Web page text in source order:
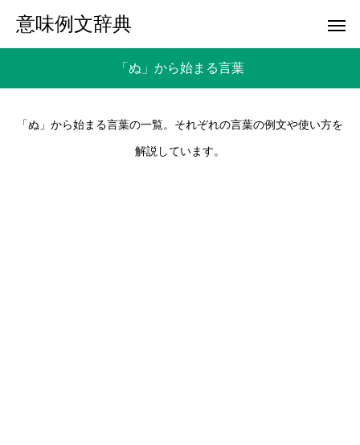
意味例文辞典
「ぬ」から始まる言葉
「ぬ」から始まる言葉の一覧。それぞれの言葉の例文や使い方を
解説しています。